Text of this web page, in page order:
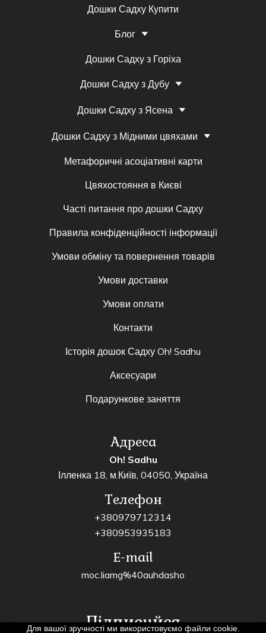
Дошки Садху Купити
Блог
Дошки Садху з Горіха
Дошки Садху з Дубу
Дошки Садху з Ясена
Дошки Садху з Мідними цвяхами
Метафоричні асоціативні карти
Цвяхостояння в Києві
Часті питання про дошки Садху
Правила конфіденційності інформації
Умови обміну та повернення товарів
Умови доставки
Умови оплати
Контакти
Історія дошок Садху Oh! Sadhu
Аксесуари
Подарункове заняття
Адреса
Oh! Sadhu
Ілленка 18, м.Київ, 04050, Україна
Телефон
+380979712314
+380953935183
E-mail
moc.liamg%40auhdasho
Підписуйся
Для вашої зручності ми використовуємо файли cookie.